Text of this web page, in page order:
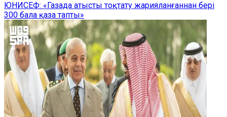
ЮНИСЕФ: «Газада атысты тоқтату жарияланғаннан бері
300 бала қаза тапты»